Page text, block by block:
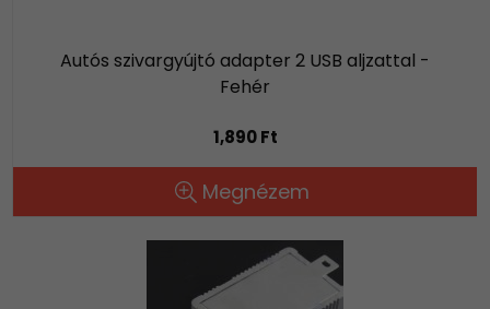
Autós szivargyújtó adapter 2 USB aljzattal -
Fehér
1,890 Ft
Megnézem